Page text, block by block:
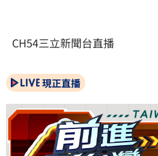
CH54三立新聞台直播
現正直播